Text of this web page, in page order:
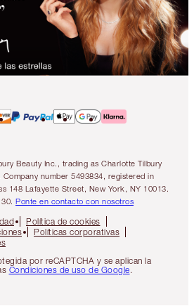
Beauty Inc., trading as Charlotte Tilbury
number 5493834, registered in
148 Lafayette Street, New York, NY 10013.
Ponte en contacto con nosotros
Política de cookies
Políticas corporativas
por reCAPTCHA y se aplican la
Condiciones de uso de Google.